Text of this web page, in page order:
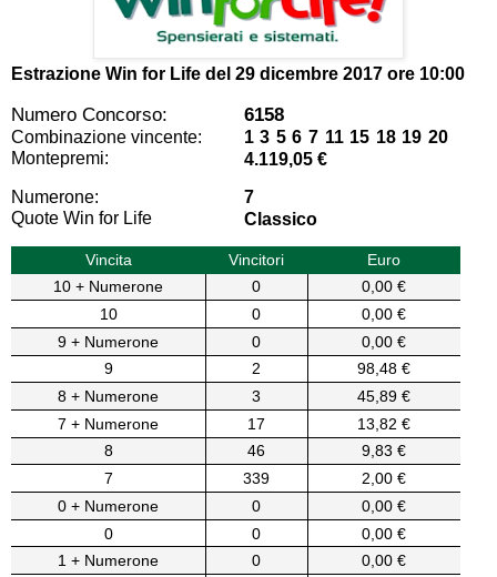
Estrazione Win for Life del 29 dicembre 2017 ore 10:00
Numero Concorso: 6158
Combinazione vincente:
1 3 5 6 7 11 15 18 19 20
Montepremi:
4.119,05 €
Numerone:
7
Quote Win for Life
Classico
Vincita Vincitori
Euro
10 + Numerone
0
0,00 €
10
0
0,00 €
9 + Numerone
0
0,00 €
9
2
98,48 €
8 + Numerone
3
45,89 €
7 + Numerone
17
13,82 €
8
46
9,83 €
7
339
2,00 €
0 + Numerone
0
0,00 €
0
0
0,00 €
1 + Numerone
0
0,00 €